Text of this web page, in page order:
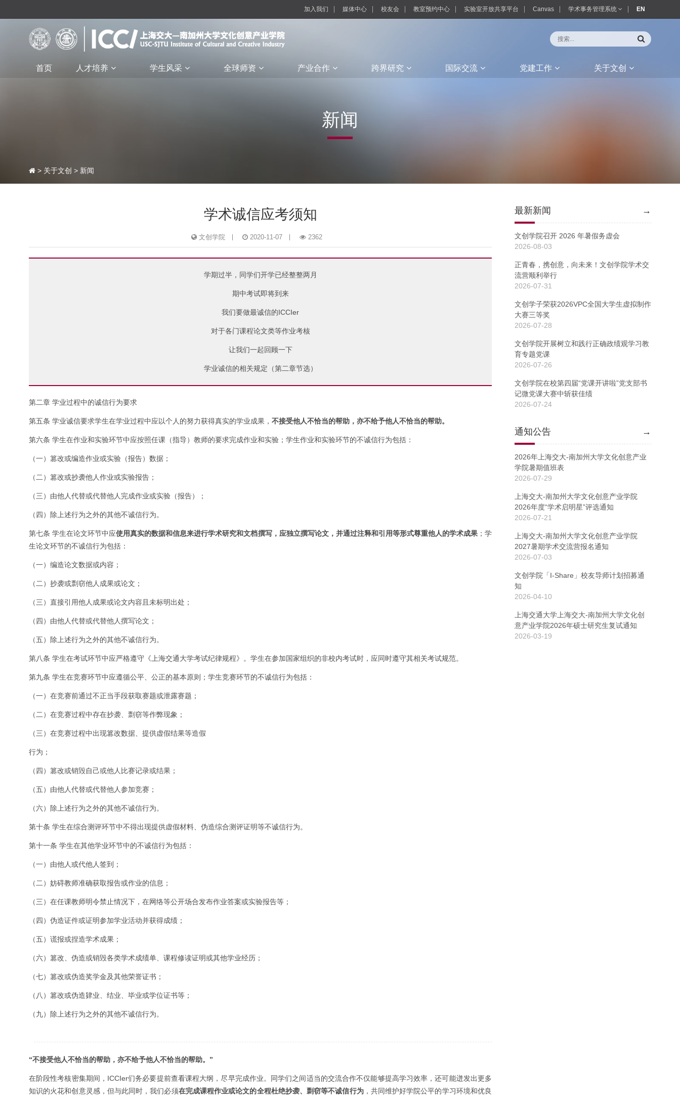
加入我们 媒体中心 校友会 教室预约中心 实验室开放共享平台 Canvas 学术事务管理系统 EN
首页 人才培养 学生风采 全球师资 产业合作 跨界研究 国际交流 党建工作 关于文创
> 关于文创 > 新闻
新闻
学术诚信应考须知
文创学院 2020-11-07 2362
学期过半，同学们开学已经整整两月
期中考试即将到来
我们要做最诚信的ICCIer
对于各门课程论文类等作业考核
让我们一起回顾一下
学业诚信的相关规定（第二章节选）
第二章 学业过程中的诚信行为要求
第五条 学业诚信要求学生在学业过程中应以个人的努力获得真实的学业成果， 不接受他人不恰当的帮助，亦不给予他人不恰当的帮助。
第六条 学生在作业和实验环节中应按照任课（指导）教师的要求完成作业和实验；学生作业和实验环节的不诚信行为包括：
（一）篡改或编造作业或实验（报告）数据；
（二）篡改或抄袭他人作业或实验报告；
（三）由他人代替或代替他人完成作业或实验（报告）；
（四）除上述行为之外的其他不诚信行为。
第七条 学生在论文环节中应使用真实的数据和信息来进行学术研究和文档撰写，应独立撰写论文，并通过注释和引用等形式尊重他人的学术成果 ；学
生论文环节的不诚信行为包括：
（一）编造论文数据或内容；
（二）抄袭或剽窃他人成果或论文；
（三）直接引用他人成果或论文内容且未标明出处；
（四）由他人代替或代替他人撰写论文；
（五）除上述行为之外的其他不诚信行为。
第八条 学生在考试环节中应严格遵守《上海交通大学考试纪律规程》。学生在参加国家组织的非校内考试时，应同时遵守其相关考试规范。
第九条 学生在竞赛环节中应遵循公平、公正的基本原则；学生竞赛环节的不诚信行为包括：
（一）在竞赛前通过不正当手段获取赛题或泄露赛题；
（二）在竞赛过程中存在抄袭、剽窃等作弊现象；
（三）在竞赛过程中出现篡改数据、提供虚假结果等造假
行为；
（四）篡改或销毁自己或他人比赛记录或结果；
（五）由他人代替或代替他人参加竞赛；
（六）除上述行为之外的其他不诚信行为。
第十条 学生在综合测评环节中不得出现提供虚假材料、伪造综合测评证明等不诚信行为。
第十一条 学生在其他学业环节中的不诚信行为包括：
（一）由他人或代他人签到；
（二）妨碍教师准确获取报告或作业的信息；
（三）在任课教师明令禁止情况下，在网络等公开场合发布作业答案或实验报告等；
（四）伪造证件或证明参加学业活动并获得成绩；
（五）谎报或捏造学术成果；
（六）篡改、伪造或销毁各类学术成绩单、课程修读证明或其他学业经历；
（七）篡改或伪造奖学金及其他荣誉证书；
（八）篡改或伪造肄业、结业、毕业或学位证书等；
（九）除上述行为之外的其他不诚信行为。
“不接受他人不恰当的帮助，亦不给予他人不恰当的帮助。”
在阶段性考核密集期间，ICCIer们务必要提前查看课程大纲，尽早完成作业。同学们之间适当的交流合作不仅能够提高学习效率，还可能迸发出更多
知识的火花和创意灵感，但与此同时，我们必须在完成课程作业或论文的全程杜绝抄袭、剽窃等不诚信行为，共同维护好学院公平的学习环境和优良
最新新闻 →
文创学院召开 2026 年暑假务虚会
2026-08-03
正青春，携创意，向未来！文创学院学术交
流营顺利举行
2026-07-31
文创学子荣获2026VPC全国大学生虚拟制作
大赛三等奖
2026-07-28
文创学院开展树立和践行正确政绩观学习教
育专题党课
2026-07-26
文创学院在校第四届“党课开讲啦”党支部书
记微党课大赛中斩获佳绩
2026-07-24
通知公告 →
2026年上海交大-南加州大学文化创意产业
学院暑期值班表
2026-07-29
上海交大-南加州大学文化创意产业学院
2026年度“学术启明星”评选通知
2026-07-21
上海交大-南加州大学文化创意产业学院
2027暑期学术交流营报名通知
2026-07-03
文创学院「I-Share」校友导师计划招募通
知
2026-04-10
上海交通大学上海交大-南加州大学文化创
意产业学院2026年硕士研究生复试通知
2026-03-19